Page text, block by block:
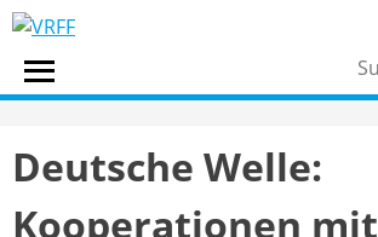
Skip
content
Deutsche Welle:
Kooperationen mit